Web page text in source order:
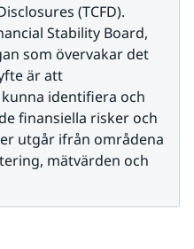
(TCFD).
Stability Board,
som övervakar det
är att
identifiera och
finansiella risker och
utgår ifrån områdena
mätvärden och